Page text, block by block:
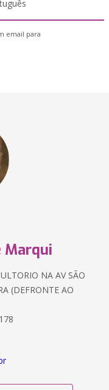
email para
Marqui
NA AV SÃO
(DEFRONTE AO